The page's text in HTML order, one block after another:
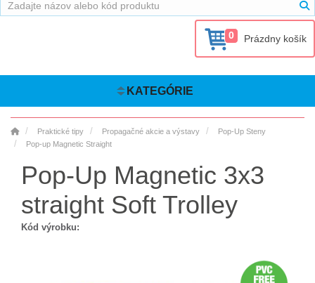
0 Prázdny košík
KATEGÓRIE
Praktické tipy Propagačné akcie a výstavy
Pop-Up Steny
Pop-up Magnetic Straight
Pop-Up Magnetic 3x3
straight Soft Trolley
Kód výrobku: